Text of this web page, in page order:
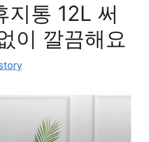
지통 12L 써
이 깔끔해요